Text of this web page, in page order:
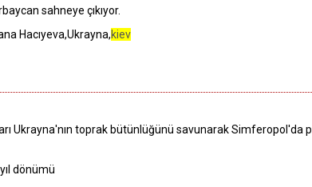
sahneye çıkıyor.
Hacıyeva,Ukrayna,kiev
Ukrayna'nın toprak bütünlüğünü savunarak Simferopol'da
dönümü